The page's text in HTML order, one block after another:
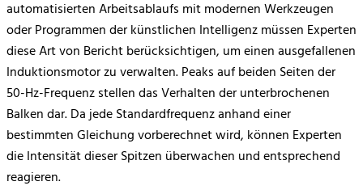
automatisierten Arbeitsablaufs mit modernen Werkzeugen
oder Programmen der künstlichen Intelligenz müssen Experten
diese Art von Bericht berücksichtigen, um einen ausgefallenen
Induktionsmotor zu verwalten. Peaks auf beiden Seiten der
50-Hz-Frequenz stellen das Verhalten der unterbrochenen
Balken dar. Da jede Standardfrequenz anhand einer
bestimmten Gleichung vorberechnet wird, können Experten
die Intensität dieser Spitzen überwachen und entsprechend
reagieren.